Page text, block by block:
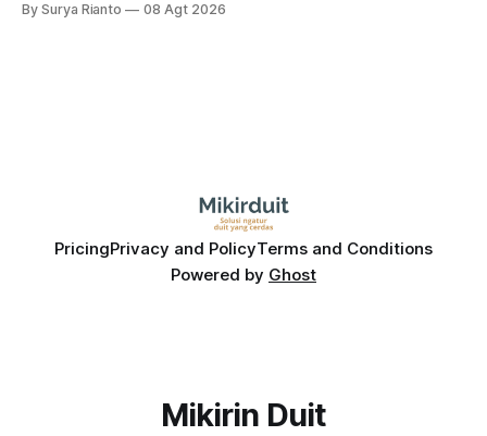
By Surya Rianto 08 Agt 2026
PricingPrivacy and PolicyTerms and Conditions
Powered by Ghost
Mikirin Duit